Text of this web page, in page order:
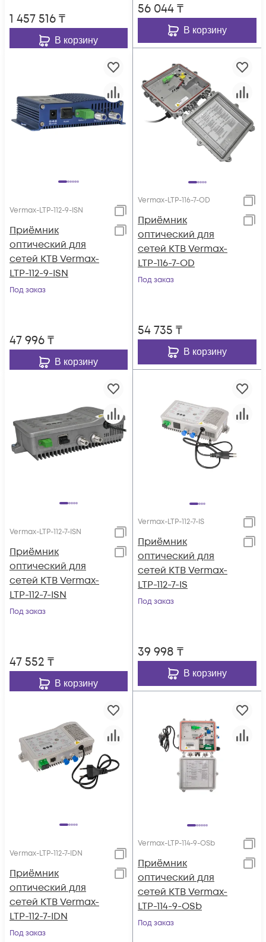
1 457 516₸
В корзину
56 044₸
В корзину
Vermax-LTP-112-9-ISN
Приёмник
оптический для
сетей КТВ Vermax-
LTP-112-9-ISN
Под заказ
47 996₸
В корзину
Vermax-LTP-116-7-OD
Приёмник
оптический для
сетей КТВ Vermax-
LTP-116-7-OD
Под заказ
54 735 ₸
В корзину
Vermax-LTP-112-7-ISN
Приёмник
оптический для
сетей КТВ Vermax-
LTP-112-7-ISN
Под заказ
47 552 ₸
В корзину
Vermax-LTP-112-7-IS
Приёмник
оптический для
сетей КТВ Vermax-
LTP-112-7-IS
Под заказ
39 998 ₸
В корзину
Vermax-LTP-112-7-IDN
Приёмник
оптический для
сетей КТВ Vermax-
LTP-112-7-IDN
Под заказ
Vermax-LTP-114-9-OSb
Приёмник
оптический для
сетей КТВ Vermax-
LTP-114-9-OSb
Под заказ